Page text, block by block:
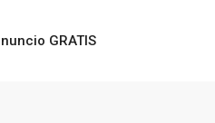
GRATIS